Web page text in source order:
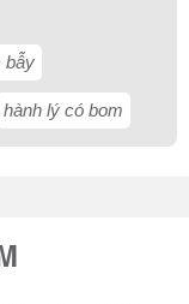
bẫy
hành lý có bom